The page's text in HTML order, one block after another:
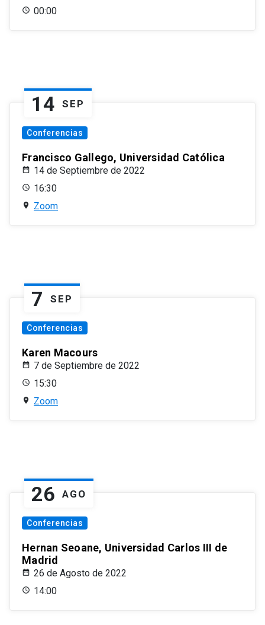
00:00
14 SEP
Conferencias
Francisco Gallego, Universidad Católica
14 de Septiembre de 2022
16:30
Zoom
7 SEP
Conferencias
Karen Macours
7 de Septiembre de 2022
15:30
Zoom
26 AGO
Conferencias
Hernan Seoane, Universidad Carlos III de
Madrid
26 de Agosto de 2022
14:00